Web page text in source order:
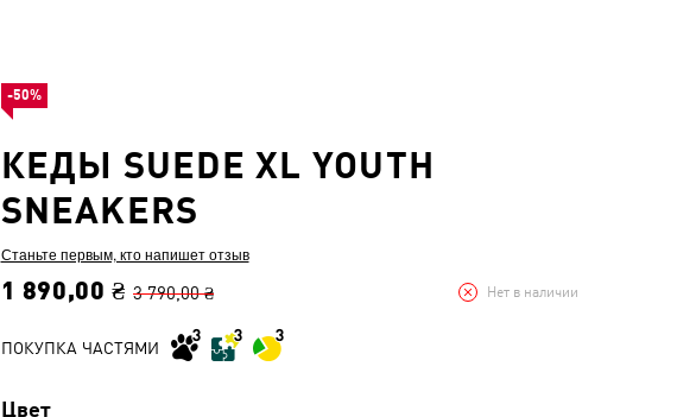
КЕДЫ SUEDE XL YOUTH
SNEAKERS
Станьте первым, кто напишет отзыв
1 890,00 ₴ 3 790,00 ₴ Нет в наличии
ПОКУПКА ЧАСТЯМИ
Цвет
-50%